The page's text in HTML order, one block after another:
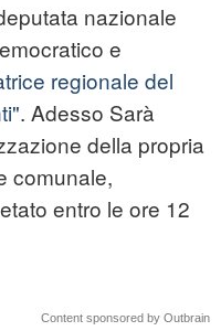
nazionale
e
regionale del
. Adesso Sarà
della propria
comunale,
entro le ore 12
Content sponsored by Outbrain